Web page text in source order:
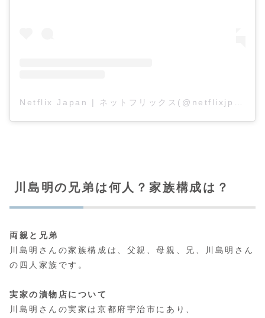
Netflix Japan | ネットフリックス(@netflixjp)がシェアした投稿
川島明の兄弟は何人？家族構成は？
両親と兄弟
川島明さんの家族構成は、父親、母親、兄、川島明さん
の四人家族です。
実家の漬物店について
川島明さんの実家は京都府宇治市にあり、